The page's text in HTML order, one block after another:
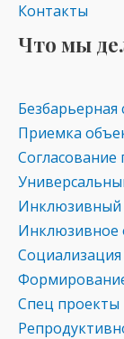
Контакты
Что мы
Безбарьерная
Приемка
Согласование
Инклюзивный
Инклюзивное
Спец проекты